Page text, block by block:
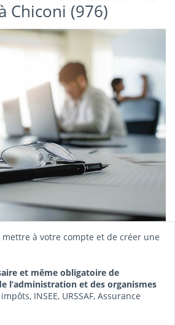
Chiconi (976)
à votre compte et de créer une
et même obligatoire de
l’administration et des organismes
INSEE, URSSAF, Assurance